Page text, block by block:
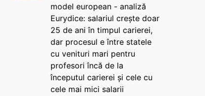
model european - analiză
Eurydice: salariul crește doar
25 de ani în timpul carierei,
dar procesul e între statele
cu venituri mari pentru
profesori încă de la
începutul carierei și cele cu
cele mai mici salarii